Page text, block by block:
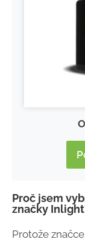
Proč jsem
značky
Protože